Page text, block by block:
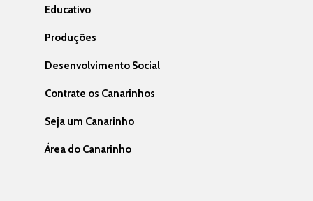
Educativo
Produções
Desenvolvimento Social
Contrate os Canarinhos
Seja um Canarinho
Área do Canarinho